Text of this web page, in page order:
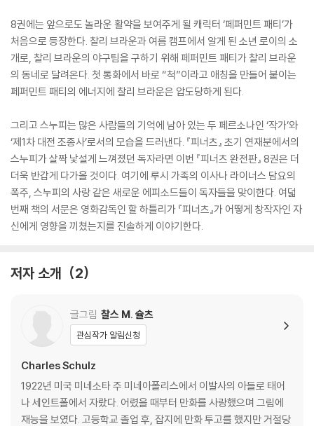
8권에는 앞으로도 놀라운 활약을 보여주게 될 캐릭터 ‘페퍼민트 패티’가
처음으로 등장한다. 찰리 브라운과 여름 캠프에서 알게 된 소년 로이의 소
개로, 찰리 브라운의 야구팀을 구하기 위해 페퍼민트 패티가 찰리 브라운
의 동네로 달려온다. 첫 통화에서 바로 “척”이라고 애칭을 만들어 붙이는
페퍼민트 패티의 에너지에 찰리 브라운은 압도당하게 된다.
그리고 스누피는 많은 사람들의 기억에 남아 있는 두 페르소나인 ‘작가’와
‘제1차 대전 조종사’로서의 모습을 드러낸다. 『피너츠』 초기 연재분에서의
스누피가 살짝 낯설게 느껴졌던 독자라면 이번 『피너츠 완전판』 8권은 더
더욱 반갑게 다가올 것이다. 여기에 루시 가족의 이사나 라이너스 담요의
폭주, 스누피의 사랑 같은 새로운 에피소드들이 독자들을 맞이한다. 여덟
번째 책의 서문은 영화감독인 할 하틀리가 『피너츠』가 어떻게 창작자인 자
신에게 영향을 끼쳤는지를 진솔하게 이야기한다.
저자 소개 2
글그림 찰스 M. 슐츠
관심작가 알림신청
Charles Schulz
1922년 미국 미네소타 주 미네아폴리스에서 이발사의 아들로 태어
나 세인트폴에서 자랐다. 어렸을 때부터 만화를 사랑했으며 그림에
재능을 보였다. 고등학교 졸업 후, 잡지에 만화 투고를 했지만 거절당